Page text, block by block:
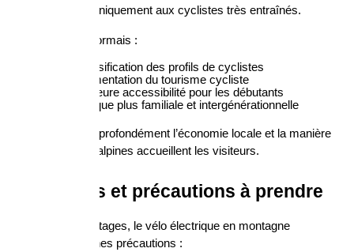
plus réservées uniquement aux cyclistes très entraînés.
On observe désormais :
une diversification des profils de cyclistes
une augmentation du tourisme cycliste
une meilleure accessibilité pour les débutants
une pratique plus familiale et intergénérationnelle
Cela transforme profondément l’économie locale et la manière
dont les régions alpines accueillent les visiteurs.
Les limites et précautions à prendre
Malgré ses avantages, le vélo électrique en montagne
nécessite certaines précautions :